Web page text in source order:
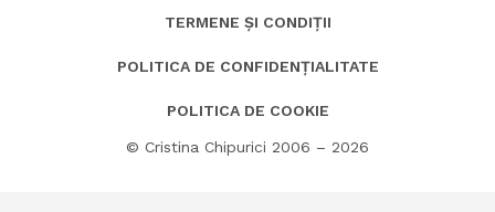
TERMENE ȘI CONDIȚII
POLITICA DE CONFIDENȚIALITATE
POLITICA DE COOKIE
© Cristina Chipurici 2006 – 2026